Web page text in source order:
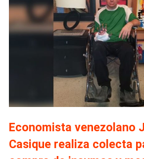
Economista venezolano
Casique realiza colecta